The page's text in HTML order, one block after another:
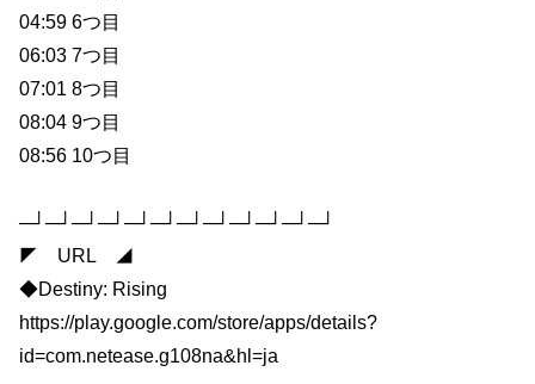
04:59 6つ目
06:03 7つ目
07:01 8つ目
08:04 9つ目
08:56 10つ目
─┘─┘─┘─┘─┘─┘─┘─┘─┘─┘─┘─┘
◤ URL ◢
◆Destiny: Rising
https://play.google.com/store/apps/details?
id=com.netease.g108na&hl=ja